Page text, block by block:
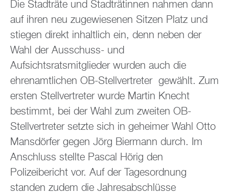
Die Stadträte und Stadträtinnen nahmen dann
auf ihren neu zugewiesenen Sitzen Platz und
stiegen direkt inhaltlich ein, denn neben der
Wahl der Ausschuss- und
Aufsichtsratsmitglieder wurden auch die
ehrenamtlichen OB-Stellvertreter gewählt. Zum
ersten Stellvertreter wurde Martin Knecht
bestimmt, bei der Wahl zum zweiten OB-
Stellvertreter setzte sich in geheimer Wahl Otto
Mansdörfer gegen Jörg Biermann durch. Im
Anschluss stellte Pascal Hörig den
Polizeibericht vor. Auf der Tagesordnung
standen zudem die Jahresabschlüsse